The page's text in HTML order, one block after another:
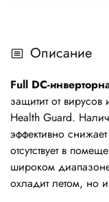
Описание
Full DC-
защитит от
Health Guard.
эффективно
отсутствует в
широком
охладит летом, но